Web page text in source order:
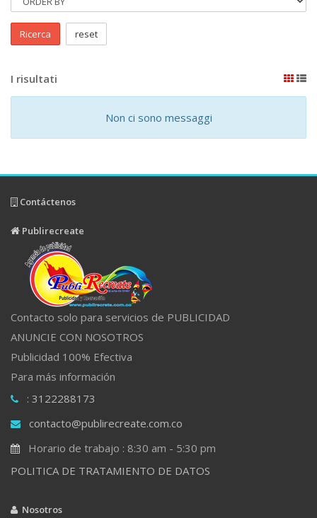
Ricerca reset
I risultati
Non ci sono messaggi
Contáctenos
Publirecreate
Contacto solo para servicios de PUBLICIDAD
ANUNCIE CON NOSOTROS
Publicidad 100% Efectiva
Para más información
: 3122288173
contacto@publirecreate.com.co
Horario de trabajo : 8:30 am - 5:30 pm
POLITICA DE TRATAMIENTO DE DATOS
Nosotros